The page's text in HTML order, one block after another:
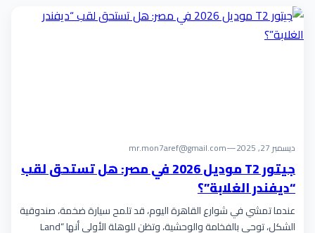
ديسمبر 27, 2025 —
mr.mon7aref@gmail.com
جيتور T2 موديل 2026 في مصر: هل تستحق لقب
“ديفندر الغلابة”؟
عندما تمشي في شوارع القاهرة اليوم، قد تلمح سيارة ضخمة، صندوقية
الشكل، توحي بالفخامة والوحشية، وتظن للوهلة الأولى أنها “Land